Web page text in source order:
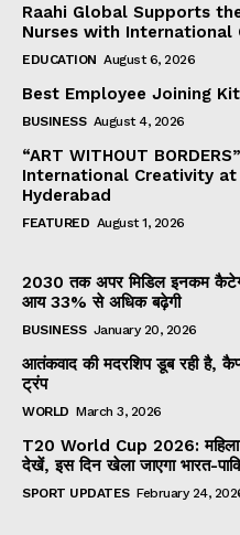
Raahi Global Supports
Nurses with International
EDUCATION August 6, 2026
Best Employee Joining
BUSINESS August 4, 2026
“ART WITHOUT
International Creativity
Hyderabad
FEATURED August 1, 2026
2030 तक अपर मिडिल इनकम
आय 33% से अधिक बढ़ेगी
BUSINESS January 20, 2026
आतंकवाद की मदरशिप डूब रही है,
ट्रंप
WORLD March 3, 2026
T20 World Cup 2026: महिला
देखें, इस दिन खेला जाएगा भारत-
SPORT UPDATES February 24,